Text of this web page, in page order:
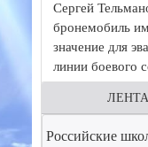
Сергей
бронемобиль
значение для
линии боевого
Российские